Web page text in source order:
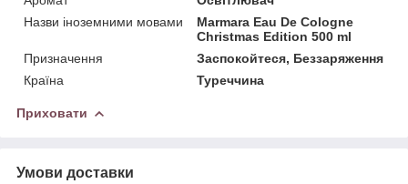
Назви іноземними мовами
Marmara Eau De Cologne
Christmas Edition 500 ml
Призначення
Заспокойтеся, Беззаряження
Країна
Туреччина
Приховати
Умови доставки